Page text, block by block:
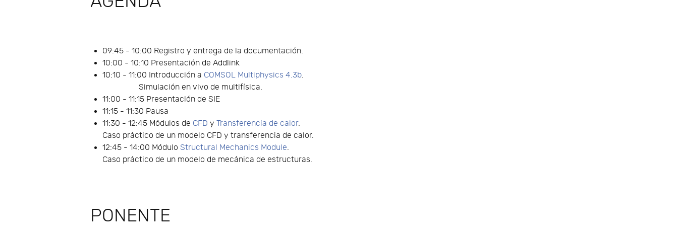
09:45 - 10:00 Registro y entrega de la documentación.
10:00 - 10:10 Presentación de Addlink
10:10 - 11:00 Introducción a COMSOL Multiphysics 4.3b.
Simulación en vivo de multifísica.
11:00 - 11:15 Presentación de SIE
11:15 - 11:30 Pausa
11:30 - 12:45 Módulos de CFD yTransferencia de calor.
Caso práctico de un modelo CFD y transferencia de calor.
12:45 - 14:00 MóduloStructural Mechanics Module.
Caso práctico de un modelo de mecánica de estructuras.
PONENTE